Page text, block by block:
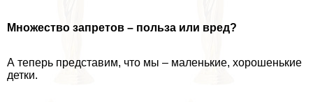
Множество запретов – польза или вред?
А теперь представим, что мы – маленькие, хорошенькие
детки.